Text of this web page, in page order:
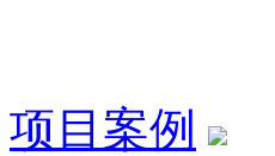
项目案例